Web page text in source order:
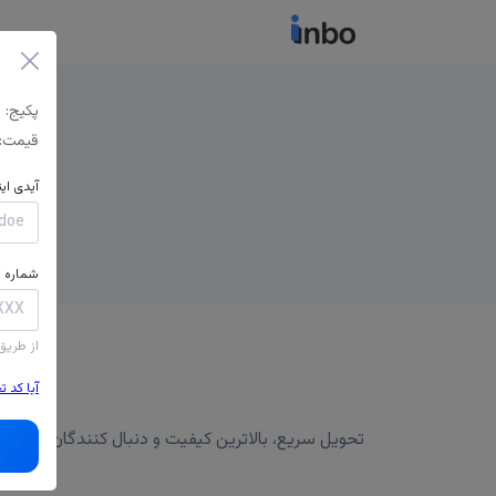
تحویل سریع، بالاترین کیفیت و دنبال کنندگان برتر، پشتیبانی 24/7 و جبران ریزش تضمینی در صورت بروز مشکل، بسته ای را که دوست دارید انتخاب کنید و دکمه
پکیج:
قیمت:
آیدی
شماره
از
آیا کد